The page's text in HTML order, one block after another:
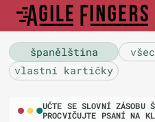
španělština
vlastní kartičky
UČTE SE SLOVNÍ ZÁSOBU
PROCVIČUJTE PSANÍ NA